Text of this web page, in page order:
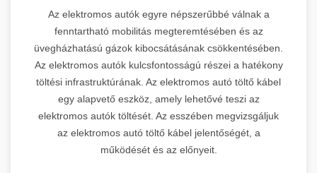
Az elektromos autók egyre népszerűbbé válnak a
fenntartható mobilitás megteremtésében és az
üvegházhatású gázok kibocsátásának csökkentésében.
Az elektromos autók kulcsfontosságú részei a hatékony
töltési infrastruktúrának. Az elektromos autó töltő kábel
egy alapvető eszköz, amely lehetővé teszi az
elektromos autók töltését. Az esszében megvizsgáljuk
az elektromos autó töltő kábel jelentőségét, a
működését és az előnyeit.